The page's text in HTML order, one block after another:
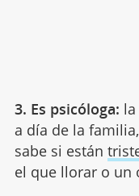
3. Es psicóloga:
a día de la
sabe si están
el que llorar o un